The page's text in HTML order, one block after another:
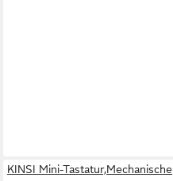
KINSI Mini-Tastatur,Mechanische